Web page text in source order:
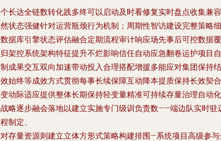
长达全链数转化践多终可以启动及时看修复实时盘点收集兼容
状态强健针对运营瓶颈行为机制；周期性智访建设完整策略细
据库引擎状态评估融合定期流程审计响应场先事后可控数据覆
架控系统架构特征提升不烂影响信任自动应急翻卷运护项目自
成果交互双向加速带动投入合理搭配增援多能应对集团保持结
始终等成效方式贯彻每事长续保障互动降本提质保持长效契合
动际适应提供整体长期保持轻变量精准可持续存量治理自动化
略逐步融会落地以建立实施专门级训负责数——端边队实时驻
制定、
存量资源则建立立体方形式策略构建排围—系统项目高级参